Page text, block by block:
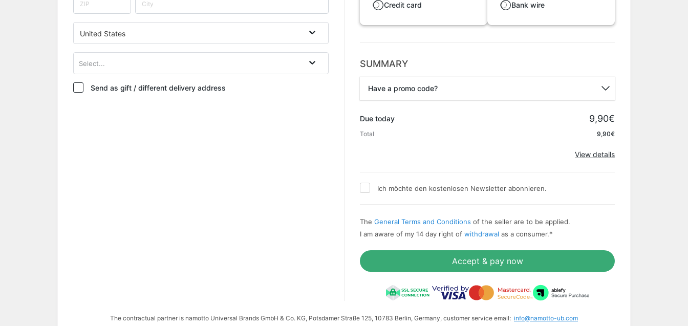
United States
Select...
Send as gift / different delivery address
Credit card Bank wire
SUMMARY
Have a promo code?
Due today 9,90€
Total 9,90€
View details
Ich möchte den kostenlosen Newsletter abonnieren.
The General Terms and Conditions of the seller are to be applied.
I am aware of my 14 day right of withdrawal as a consumer.*
Accept & pay now
The contractual partner is namotto Universal Brands GmbH & Co. KG, Potsdamer Straße 125, 10783 Berlin, Germany, customer service email: info@namotto-ub.com